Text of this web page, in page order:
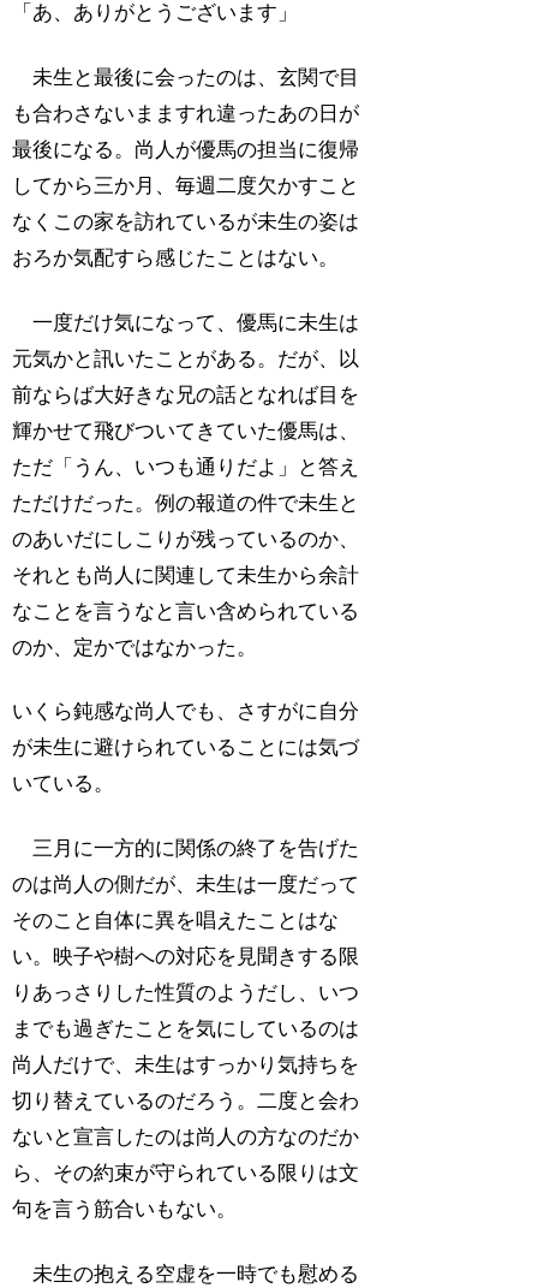
「あ、ありがとうございます」
未生と最後に会ったのは、玄関で目
も合わさないまますれ違ったあの日が
最後になる。尚人が優馬の担当に復帰
してから三か月、毎週二度欠かすこと
なくこの家を訪れているが未生の姿は
おろか気配すら感じたことはない。
一度だけ気になって、優馬に未生は
元気かと訊いたことがある。だが、以
前ならば大好きな兄の話となれば目を
輝かせて飛びついてきていた優馬は、
ただ「うん、いつも通りだよ」と答え
ただけだった。例の報道の件で未生と
のあいだにしこりが残っているのか、
それとも尚人に関連して未生から余計
なことを言うなと言い含められている
のか、定かではなかった。
いくら鈍感な尚人でも、さすがに自分
が未生に避けられていることには気づ
いている。
三月に一方的に関係の終了を告げた
のは尚人の側だが、未生は一度だって
そのこと自体に異を唱えたことはな
い。映子や樹への対応を見聞きする限
りあっさりした性質のようだし、いつ
までも過ぎたことを気にしているのは
尚人だけで、未生はすっかり気持ちを
切り替えているのだろう。二度と会わ
ないと宣言したのは尚人の方なのだか
ら、その約束が守られている限りは文
句を言う筋合いもない。
未生の抱える空虚を一時でも慰める